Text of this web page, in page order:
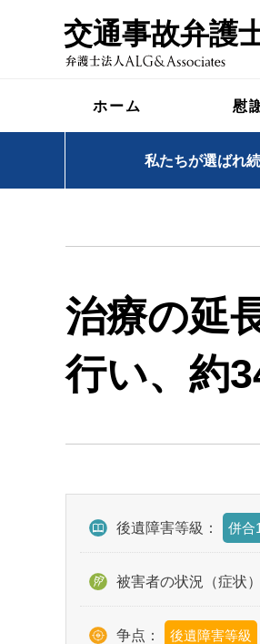
交通事故弁護
ホーム 慰
私たちが選ばれ
治療の延
行い、約
後遺障害等級： 併合
被害者の状況（症状）
争点： 後遺障害等級